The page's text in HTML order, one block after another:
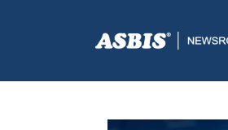
ASBIS.BA>SUPPLIERS>